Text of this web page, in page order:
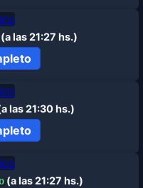
las 21:27 hs.)
las 21:30 hs.)
(a las 21:27 hs.)